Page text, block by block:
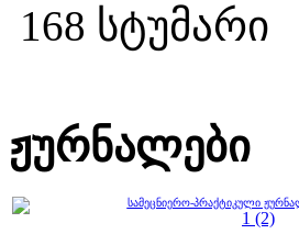
168 სტუმარი
ჟურნალები
სამეცნიერო-პრაქტიკული
1 (2)